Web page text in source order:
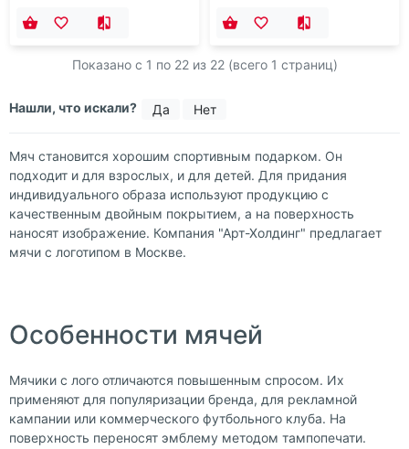
Показано с 1 по 22из 22 (всего 1 страниц)
Нашли, что искали? Да Нет
Мяч становится хорошим спортивным подарком. Он
подходит и для взрослых, и для детей. Для придания
индивидуального образа используют продукцию с
качественным двойным покрытием, а на поверхность
наносят изображение. Компания "Арт-Холдинг" предлагает
мячи с логотипом в Москве.
Особенности мячей
Мячики с лого отличаются повышенным спросом. Их
применяют для популяризации бренда, для рекламной
кампании или коммерческого футбольного клуба. На
поверхность переносят эмблему методом тампопечати.